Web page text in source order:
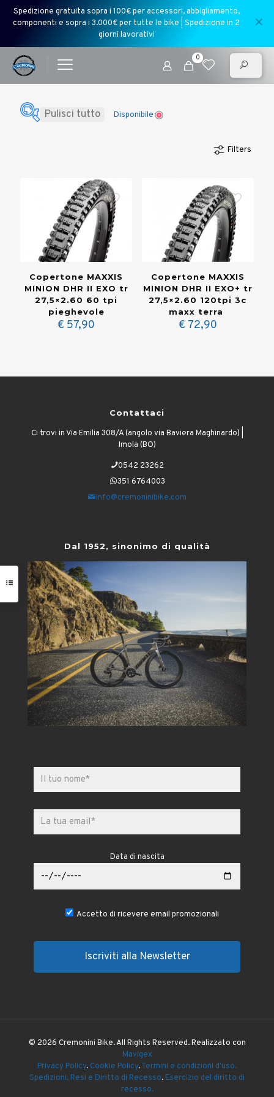
Spedizione gratuita sopra i 100€ per accessori, abbigliamento,
componenti e sopra i 3.000€ per tutte le bike | Spedizione in 2
giorni lavorativi
✕
0
Disponibile
Categorie
Marca
Misura copertone
+
Pulisci tutto Disponibile
Filters
Copertone MAXXIS
MINION DHR II EXO tr
27,5×2.60 60 tpi
pieghevole
€ 57,90
Copertone MAXXIS
MINION DHR II EXO+ tr
27,5×2.60 120tpi 3c
maxx terra
€ 72,90
Contattaci
Ci trovi in Via Emilia 308/A (angolo via Baviera Maghinardo) |
Imola (BO)
0542 23262
351 6764003
info@cremoninibike.com
Dal 1952, sinonimo di qualità
Data di nascita
Accetto di ricevere email promozionali
© 2026 Cremonini Bike. All Rights Reserved. Realizzato con
Mavigex
Privacy Policy. Cookie Policy.Termini e condizioni d'uso.
Spedizioni, Resi e Diritto di Recesso. Esercizio del diritto di
recesso.